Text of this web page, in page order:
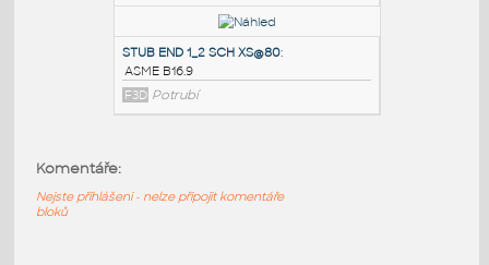
STUB END 1_2 SCH XXS
ASME B16.9
F3D Potrubí
F3D Potrubí
Komentáře:
Nejste přihlášeni - nelze připojit komentáře
bloků